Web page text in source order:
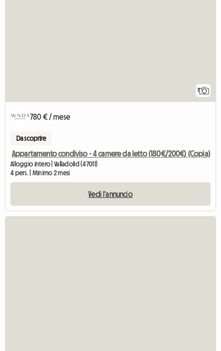
7
780 € / mese
Da scoprire
Appartamento condiviso - 4 camere da letto (180€/200€) (Copia)
Alloggio intero | Valladolid (47011)
4 pers. | Minimo 2 mesi
Vedi l'annuncio